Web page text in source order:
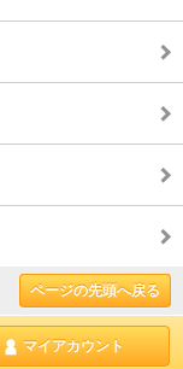
ページの先頭へ戻る
マイアカウント